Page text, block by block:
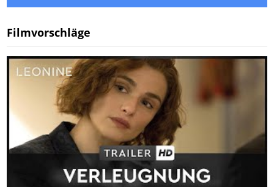
Filmvorschläge